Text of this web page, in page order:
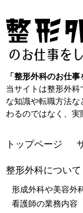
「整形外科のお仕
当サイトは整形外
な知識や転職方法
わるのではなく、実
トップページ
整形外科について
形成外科や美容外
看護師の業務内容